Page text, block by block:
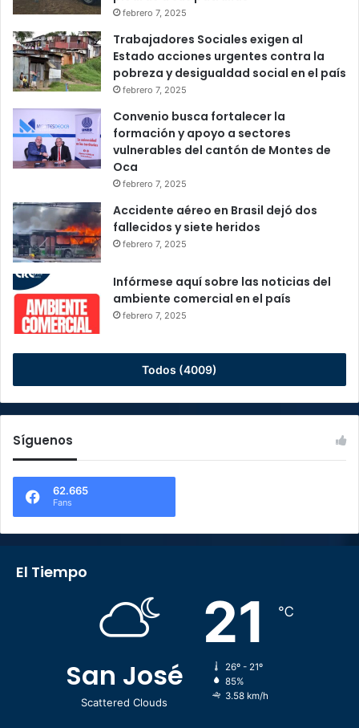
febrero 7, 2025
Trabajadores Sociales exigen al
Estado acciones urgentes contra la
pobreza y desigualdad social en el país
febrero 7, 2025
Convenio busca fortalecer la
formación y apoyo a sectores
vulnerables del cantón de Montes de
Oca
febrero 7, 2025
Accidente aéreo en Brasil dejó dos
fallecidos y siete heridos
febrero 7, 2025
Infórmese aquí sobre las noticias del
ambiente comercial en el país
febrero 7, 2025
Todos (4009)
Síguenos
62.665
Fans
El Tiempo
San José
Scattered Clouds
21 ℃
26º - 21º
85%
3.58 km/h